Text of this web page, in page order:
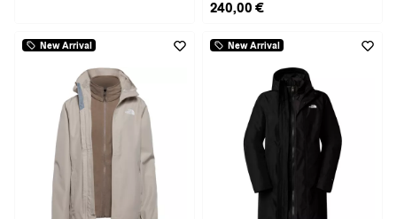
240,00 €
New Arrival New Arrival